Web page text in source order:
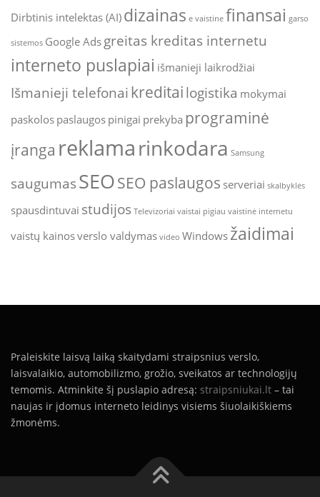
Dirbtinis intelektas (AI)dizainas e vaistine finansai garso
sistemos Google Adsgreitas kreditas internetu
interneto puslapiai išmanieji laikrodžiai
Išmanieji telefonai kreditai logistika mokymai
paskolospaslaugospinigai prekyba programinė
įranga reklamarinkodara Samsung
saugumas SEOSEO paslaugos serveriai skalbyklės
spausdintuvai studijos Televizoriai vaistai pigiau vaistinė internetu
vaistų kainosverslo valdymas video Windowsžaidimai
Praleiskite laisvą laiką skaitydami straipsnius verslo,
laisvalaikio, automobilizmo, grožio, sveikatos ar technologijų
temomis. Atminkite šį puslapio adresą: straipsniukai.lt – tai
naujas ir įdomus interneto leidinys visiems šiuolaikiškiems
žmonėms.